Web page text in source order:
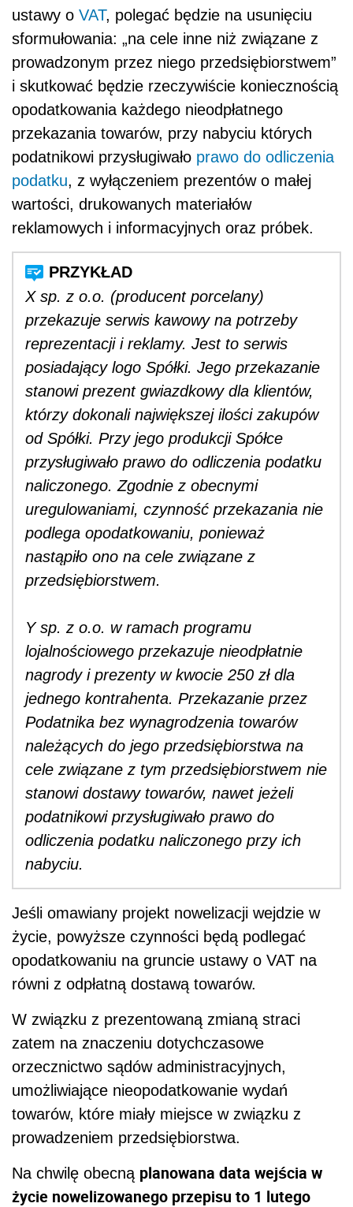
ustawy o VAT, polegać będzie na usunięciu
sformułowania: „na cele inne niż związane z
prowadzonym przez niego przedsiębiorstwem”
i skutkować będzie rzeczywiście koniecznością
opodatkowania każdego nieodpłatnego
przekazania towarów, przy nabyciu których
podatnikowi przysługiwało prawo do odliczenia
podatku, z wyłączeniem prezentów o małej
wartości, drukowanych materiałów
reklamowych i informacyjnych oraz próbek.
X sp. z o.o. (producent porcelany)
przekazuje serwis kawowy na potrzeby
reprezentacji i reklamy. Jest to serwis
posiadający logo Spółki. Jego przekazanie
stanowi prezent gwiazdkowy dla klientów,
którzy dokonali największej ilości zakupów
od Spółki. Przy jego produkcji Spółce
przysługiwało prawo do odliczenia podatku
naliczonego. Zgodnie z obecnymi
uregulowaniami, czynność przekazania nie
podlega opodatkowaniu, ponieważ
nastąpiło ono na cele związane z
przedsiębiorstwem.
Y sp. z o.o. w ramach programu
lojalnościowego przekazuje nieodpłatnie
nagrody i prezenty w kwocie 250 zł dla
jednego kontrahenta. Przekazanie przez
Podatnika bez wynagrodzenia towarów
należących do jego przedsiębiorstwa na
cele związane z tym przedsiębiorstwem nie
stanowi dostawy towarów, nawet jeżeli
podatnikowi przysługiwało prawo do
odliczenia podatku naliczonego przy ich
nabyciu.
Jeśli omawiany projekt nowelizacji wejdzie w
życie, powyższe czynności będą podlegać
opodatkowaniu na gruncie ustawy o VAT na
równi z odpłatną dostawą towarów.
W związku z prezentowaną zmianą straci
zatem na znaczeniu dotychczasowe
orzecznictwo sądów administracyjnych,
umożliwiające nieopodatkowanie wydań
towarów, które miały miejsce w związku z
prowadzeniem przedsiębiorstwa.
Na chwilę obecną planowana data wejścia w
życie nowelizowanego przepisu to 1 lutego